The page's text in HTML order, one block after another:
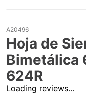
A20496
Hoja de
Bimetálica
624R
Loading reviews...